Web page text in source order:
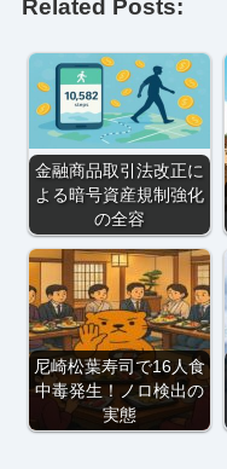
Related Posts:
金融商品取引法改正に
よる暗号資産規制強化
の全容
尼崎松葉寿司で16人食
中毒発生！ノロ検出の
実態